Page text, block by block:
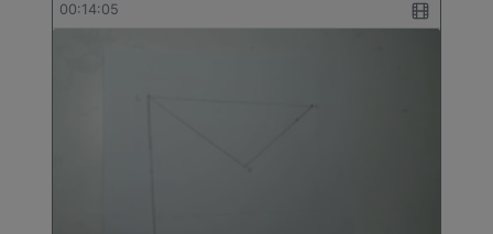
00:14:05